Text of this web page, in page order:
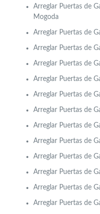
Arreglar Puertas de
Mogoda
Arreglar Puertas de
Arreglar Puertas de
Arreglar Puertas de
Arreglar Puertas de
Arreglar Puertas de
Arreglar Puertas de
Arreglar Puertas de
Arreglar Puertas de
Arreglar Puertas de
Arreglar Puertas de
Arreglar Puertas de
Arreglar Puertas de